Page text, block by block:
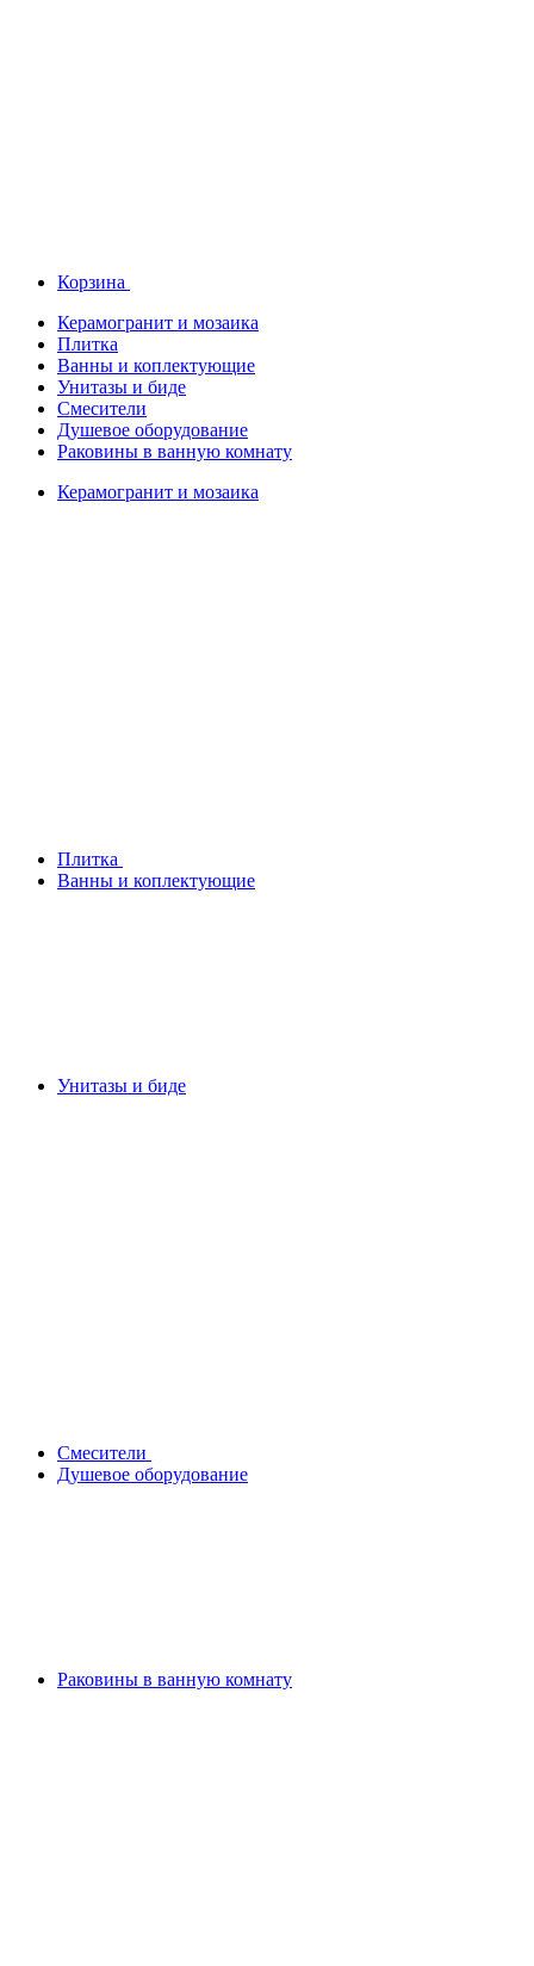
Корзина
Керамогранит и мозаика
Плитка
Ванны и коплектующие
Унитазы и биде
Смесители
Душевое оборудование
Раковины в ванную комнату
Керамогранит и мозаика
Плитка
Ванны и коплектующие
Унитазы и биде
Смесители
Душевое оборудование
Раковины в ванную комнату